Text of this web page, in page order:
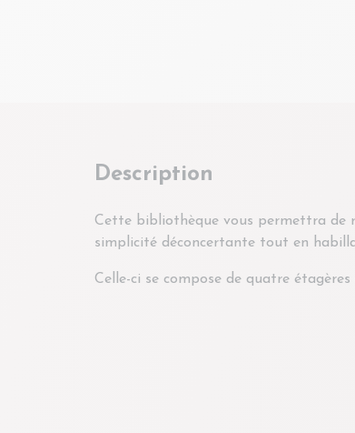
Description
Cette bibliothèque vous permettra de
simplicité déconcertante tout en
Celle-ci se compose de quatre